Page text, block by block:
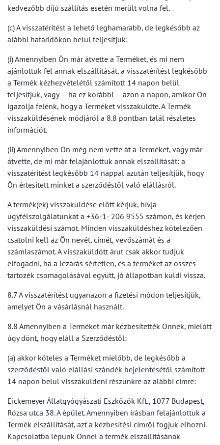
kedvezőbb díjú szállítás esetén merült volna fel.
(c) A visszatérítést a lehető leghamarabb, de legkésőbb az
alábbi határidőkön belül teljesítjük:
(i) Amennyiben Ön már átvette a Terméket, és mi nem
ajánlottuk fel annak elszállítását, a visszatérítést legkésőbb
a Termék kézhezvételétől számított 14 napon belül
teljesítjük, vagy — ha ez korábbi — azon a napon, amikor Ön
igazolja felénk, hogy a Terméket visszaküldte. A Termék
visszaküldésének módjáról a 8.8 pontban talál részletes
információt.
(ii) Amennyiben Ön még nem vette át a Terméket, vagy már
átvette, de mi már felajánlottuk annak elszállítását: a
visszatérítést legkésőbb 14 nappal azután teljesítjük, hogy
Ön értesített minket a szerződéstől való elállásról.
A termék(ek) visszaküldése előtt kérjük, hívja
ügyfélszolgálatunkat a +36-1- 206 9555 számon, és kérjen
visszaküldési számot. Minden visszaküldéshez kötelezően
csatolni kell az Ön nevét, címét, vevőszámát és a
számlaszámot. A visszaküldött árut csak akkor tudjuk
elfogadni, ha a lezárás sértetlen, és a terméket az összes
tartozék csomagolásával együtt, jó állapotban küldi vissza.
8.7 A visszatérítést ugyanazon a fizetési módon teljesítjük,
amelyet Ön a vásárlásnál használt.
8.8 Amennyiben a Terméket már kézbesítették Önnek, mielőtt
úgy dönt, hogy eláll a Szerződéstől:
(a) akkor köteles a Terméket mielőbb, de legkésőbb a
szerződéstől való elállási szándék bejelentésétől számított
14 napon belül visszaküldeni részünkre az alábbi címre:
Eickemeyer Állatgyógyászati Eszközök Kft., 1077 Budapest,
Rózsa utca 38. A épület. Amennyiben írásban felajánlottuk a
Termék elszállítását, azt a kézbesítési címről fogjuk elhozni.
Kapcsolatba lépünk Önnel a termék elszállításának